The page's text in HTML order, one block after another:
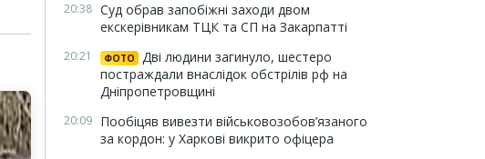
20:38 Суд обрав запобіжні заходи двом
екскерівникам ТЦК та СП на Закарпатті
20:21 ФОТО
Дві людини загинуло, шестеро
постраждали внаслідок обстрілів рф на
Дніпропетровщині
20:09 Пообіцяв вивезти військовозобов’язаного
за кордон: у Харкові викрито офіцера